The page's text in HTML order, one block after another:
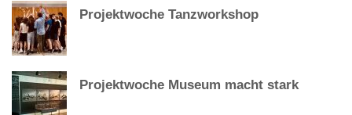
Projektwoche Tanzworkshop
Projektwoche Museum macht stark